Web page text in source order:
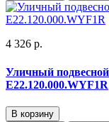
4 326 р.
Уличный
E22.120.000.WYF1R
В корзину